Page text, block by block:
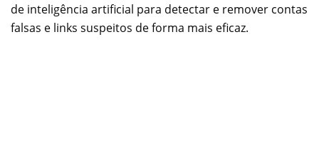
de inteligência artificial para detectar e remover contas
falsas e links suspeitos de forma mais eficaz.